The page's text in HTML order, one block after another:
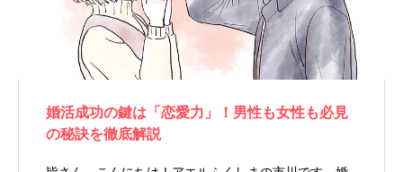
婚活成功の鍵は「恋愛力」！男性も女性も必見
の秘訣を徹底解説